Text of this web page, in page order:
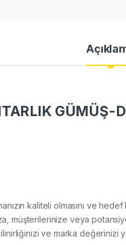
GÜMÜŞ-
kaliteli olmasını ve
müşterilerinize veya
ve marka değerinizi